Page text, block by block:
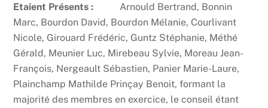
Etaient Présents : Arnould Bertrand, Bonnin
Marc, Bourdon David, Bourdon Mélanie, Courlivant
Nicole, Girouard Frédéric, Guntz Stéphanie, Méthé
Gérald, Meunier Luc, Mirebeau Sylvie, Moreau Jean-
François, Nergeault Sébastien, Panier Marie-Laure,
Plainchamp Mathilde Prinçay Benoit, formant la
majorité des membres en exercice, le conseil étant